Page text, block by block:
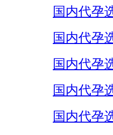
国内代孕
国内代孕
国内代孕
国内代孕
国内代孕